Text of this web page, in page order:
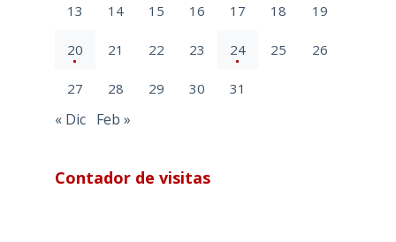
13 14 15 16 17 18 19
20 21 22 23 24 25 26
27 28 29 30 31
« Dic Feb »
Contador de visitas